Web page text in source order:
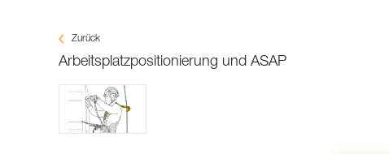
Zurück
Arbeitsplatzpositionierung und ASAP